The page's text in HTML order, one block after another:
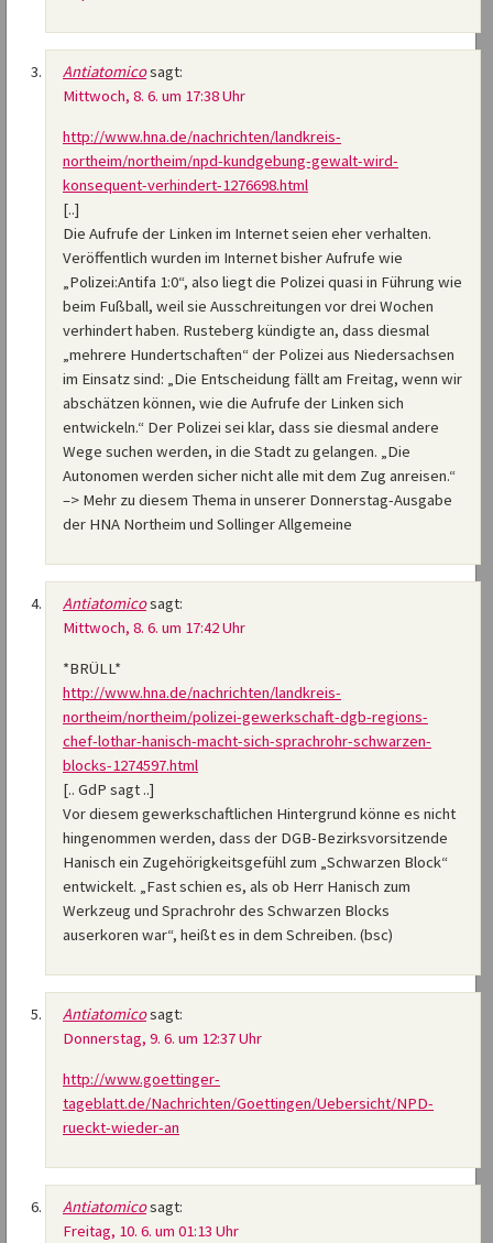
Antiatomicosagt:
Mittwoch, 8. 6. um 17:38 Uhr
http://www.hna.de/nachrichten/landkreis-
northeim/northeim/npd-kundgebung-gewalt-wird-
konsequent-verhindert-1276698.html
[..]
Die Aufrufe der Linken im Internet seien eher verhalten.
Veröffentlich wurden im Internet bisher Aufrufe wie
„Polizei:Antifa 1:0“, also liegt die Polizei quasi in Führung wie
beim Fußball, weil sie Ausschreitungen vor drei Wochen
verhindert haben. Rusteberg kündigte an, dass diesmal
„mehrere Hundertschaften“ der Polizei aus Niedersachsen
im Einsatz sind: „Die Entscheidung fällt am Freitag, wenn wir
abschätzen können, wie die Aufrufe der Linken sich
entwickeln.“ Der Polizei sei klar, dass sie diesmal andere
Wege suchen werden, in die Stadt zu gelangen. „Die
Autonomen werden sicher nicht alle mit dem Zug anreisen.“
–> Mehr zu diesem Thema in unserer Donnerstag-Ausgabe
der HNA Northeim und Sollinger Allgemeine
Antiatomicosagt:
Mittwoch, 8. 6. um 17:42 Uhr
*BRÜLL*
http://www.hna.de/nachrichten/landkreis-
northeim/northeim/polizei-gewerkschaft-dgb-regions-
chef-lothar-hanisch-macht-sich-sprachrohr-schwarzen-
blocks-1274597.html
[.. GdP sagt ..]
Vor diesem gewerkschaftlichen Hintergrund könne es nicht
hingenommen werden, dass der DGB-Bezirksvorsitzende
Hanisch ein Zugehörigkeitsgefühl zum „Schwarzen Block“
entwickelt. „Fast schien es, als ob Herr Hanisch zum
Werkzeug und Sprachrohr des Schwarzen Blocks
auserkoren war“, heißt es in dem Schreiben. (bsc)
Antiatomicosagt:
Donnerstag, 9. 6. um 12:37 Uhr
http://www.goettinger-
tageblatt.de/Nachrichten/Goettingen/Uebersicht/NPD-
rueckt-wieder-an
Antiatomicosagt:
Freitag, 10. 6. um 01:13 Uhr